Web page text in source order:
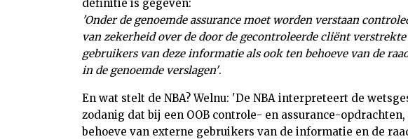
definitie is gegeven:
'Onder de genoemde assurance moet worden verstaan
van zekerheid over de door de gecontroleerde cliënt
gebruikers van deze informatie als ook ten behoeve van de
in de genoemde verslagen'.
En wat stelt de NBA? Welnu: 'De NBA interpreteert de
zodanig dat bij een OOB controle- en assurance-opdrachten,
behoeve van externe gebruikers van de informatie en de